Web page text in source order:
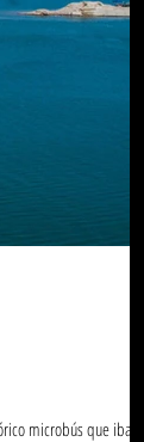
microbús que iba